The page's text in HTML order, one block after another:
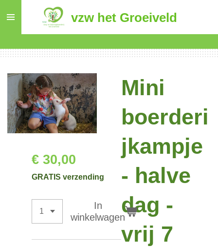
de
vzw het Groeiveld
Mini
boerderi
jkampje
- halve
dag -
vrij 7
€ 30,00
GRATIS verzending
In
winkelwagen